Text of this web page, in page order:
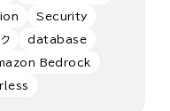
Security
database
Bedrock